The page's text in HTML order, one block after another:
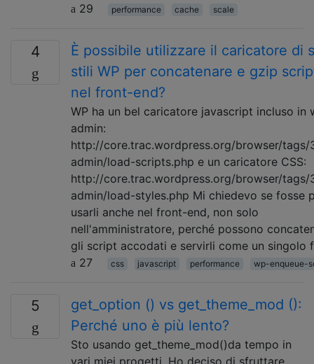
29
performance cache scale
4
È possibile utilizzare il caricatore di
stili WP per concatenare e gzip
nel front-end?
WP ha un bel caricatore javascript incluso in
admin:
http://core.trac.wordpress.org/browser/
admin/load-scripts.php e un caricatore CSS:
http://core.trac.wordpress.org/browser/
admin/load-styles.php Mi chiedevo se fosse
usarli anche nel front-end, non solo
nell'amministratore, perché possono
gli script accodati e servirli come un singolo
27
css javascript performance wp-enqueue-
5
get_option () vs get_theme_mod ():
Perché uno è più lento?
Sto usando get_theme_mod()da tempo in
vari miei progetti. Ho deciso di sfruttare